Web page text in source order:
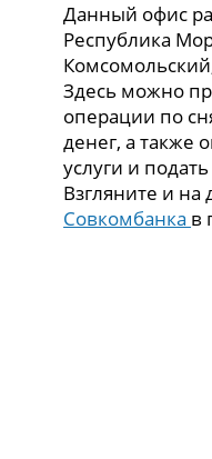
Данный офис
Республика
Здесь можно
операции по
денег, а также
услуги и
Взгляните и на
Совкомбанка в